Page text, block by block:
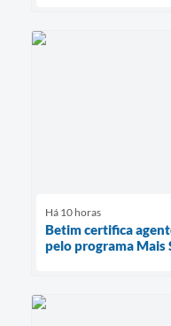
Há 10 horas
Betim certifica
pelo programa Mais